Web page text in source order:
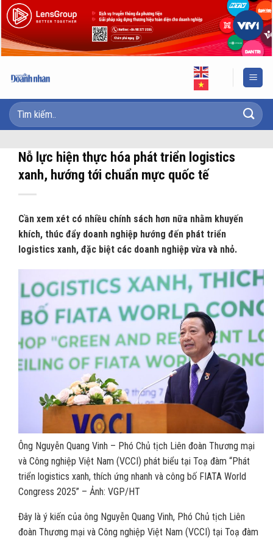
Skip
to
content
Nỗ lực hiện thực hóa phát triển logistics
xanh, hướng tới chuẩn mực quốc tế
Cần xem xét có nhiều chính sách hơn nữa nhằm khuyến
khích, thúc đẩy doanh nghiệp hướng đến phát triển
logistics xanh, đặc biệt các doanh nghiệp vừa và nhỏ.
Ông Nguyễn Quang Vinh – Phó Chủ tịch Liên đoàn Thương mại
và Công nghiệp Việt Nam (VCCI) phát biểu tại Toạ đàm “Phát
triển logistics xanh, thích ứng nhanh và công bố FIATA World
Congress 2025” – Ảnh: VGP/HT
Đây là ý kiến của ông Nguyễn Quang Vinh, Phó Chủ tịch Liên
đoàn Thương mại và Công nghiệp Việt Nam (VCCI) tại Toạ đàm